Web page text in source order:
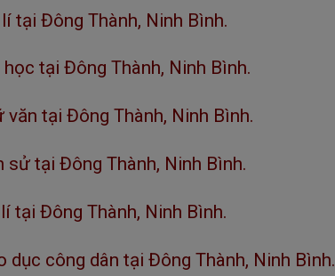
tại Đông Thành, Ninh Bình.
tại Đông Thành, Ninh Bình.
tại Đông Thành, Ninh Bình.
sử tại Đông Thành, Ninh Bình.
tại Đông Thành, Ninh Bình.
dục công dân tại Đông Thành, Ninh Bình.